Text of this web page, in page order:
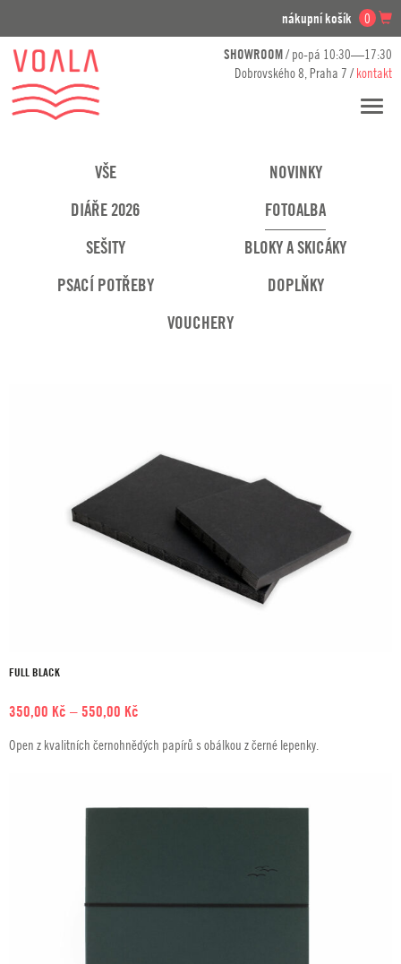
nákupní košík 0
SHOWROOM/ po-pá 10:30—17:30
Dobrovského 8, Praha 7 /kontakt
VŠE
NOVINKY
DIÁŘE 2026
FOTOALBA
SEŠITY
BLOKY A SKICÁKY
PSACÍ POTŘEBY
DOPLŇKY
VOUCHERY
FULL BLACK
350,00 Kč –550,00 Kč
350,00 Kč
Open z kvalitních černohnědých papírů s obálkou z černé lepenky.